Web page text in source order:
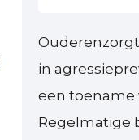
in
een toename
Regelmatige